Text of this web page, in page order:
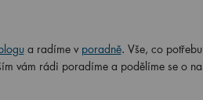
a radíme v poradně. Vše, co
vám rádi poradíme a podělíme se o